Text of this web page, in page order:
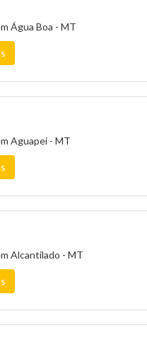
Água Boa - MT
Aguapeí - MT
Alcantilado - MT